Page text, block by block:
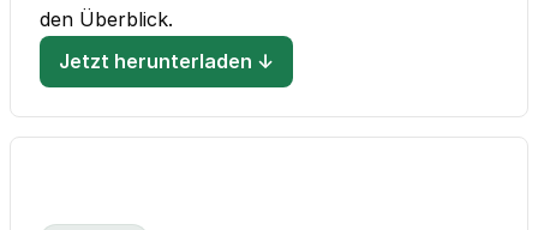
den Überblick.
Jetzt herunterladen ↓